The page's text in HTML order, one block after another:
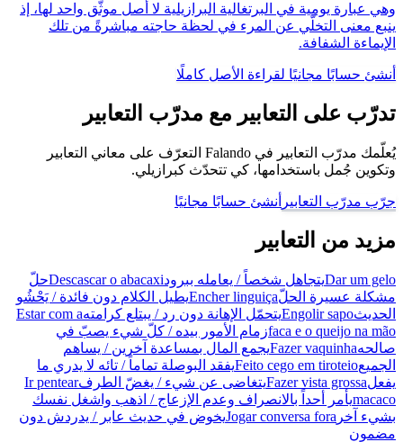
وهي عبارة يومية في البرتغالية البرازيلية لا أصل موثَّق واحد لها، إذ
ينبع معنى التخلّي عن المرء في لحظة حاجته مباشرةً من تلك
الإيماءة الشفافة.
أنشئ حسابًا مجانيًا لقراءة الأصل كاملًا
تدرّب على التعابير مع مدرّب التعابير
يُعلّمك مدرّب التعابير في Falando التعرّف على معاني التعابير
وتكوين جُمل باستخدامها، كي تتحدّث كبرازيلي.
جرّب مدرّب التعابير أنشئ حسابًا مجانيًا
مزيد من التعابير
Dar um geloيتجاهل شخصاً / يعامله ببرودDescascar o abacaxiحلّ
مشكلة عسيرة الحلّEncher linguiçaيطيل الكلام دون فائدة / يَحْشُو
الحديثEngolir sapoيتحمّل الإهانة دون رد / يبتلع كرامتهEstar com a
faca e o queijo na mãoزمام الأمور بيده / كلّ شيء يصبّ في
صالحهFazer vaquinhaيجمع المال بمساعدة آخرين / يساهم
الجميعFeito cego em tiroteioيفقد البوصلة تماماً / تائه لا يدري ما
يفعلFazer vista grossaيتغاضى عن شيء / يغضّ الطرفIr pentear
macacoيأمر أحداً بالانصراف وعدم الإزعاج / اذهب واشغل نفسك
بشيء آخر Jogar conversa foraيخوض في حديث عابر / يدردش دون
مضمون